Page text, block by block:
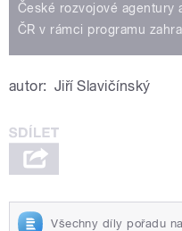
České rozvojové agentury
ČR v rámci programu
autor: Jiří Slavičínský
Všechny díly pořadu